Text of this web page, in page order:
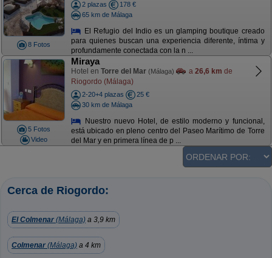
8 Fotos
2 plazas
178 €
65 km de Málaga
El Refugio del Indio es un glamping boutique creado
para quienes buscan una experiencia diferente, íntima y
profundamente conectada con la n ...
5 Fotos
Video
Miraya
Hotel en Torre del Mar (Málaga) a 26,6 km de
Riogordo (Málaga)
2-20+4 plazas
25 €
30 km de Málaga
Nuestro nuevo Hotel, de estilo moderno y funcional,
está ubicado en pleno centro del Paseo Marítimo de Torre
del Mar y en primera línea de p ...
Cerca de Riogordo:
El Colmenar (Málaga) a 3,9 km
Colmenar (Málaga) a 4 km